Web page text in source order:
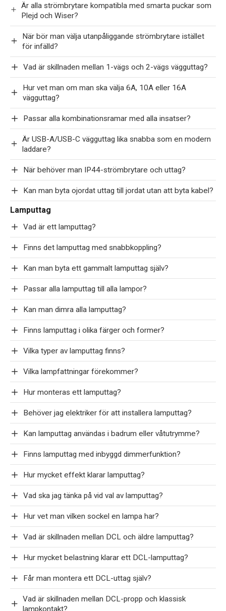
Är alla strömbrytare kompatibla med smarta puckar som
Plejd och Wiser?
När bör man välja utanpåliggande strömbrytare istället
för infälld?
Vad är skillnaden mellan 1-vägs och 2-vägs vägguttag?
Hur vet man om man ska välja 6A, 10A eller 16A
vägguttag?
Passar alla kombinationsramar med alla insatser?
Är USB-A/USB-C vägguttag lika snabba som en modern
laddare?
När behöver man IP44-strömbrytare och uttag?
Kan man byta ojordat uttag till jordat utan att byta kabel?
Lamputtag
Vad är ett lamputtag?
Finns det lamputtag med snabbkoppling?
Kan man byta ett gammalt lamputtag själv?
Passar alla lamputtag till alla lampor?
Kan man dimra alla lamputtag?
Finns lamputtag i olika färger och former?
Vilka typer av lamputtag finns?
Vilka lampfattningar förekommer?
Hur monteras ett lamputtag?
Behöver jag elektriker för att installera lamputtag?
Kan lamputtag användas i badrum eller våtutrymme?
Finns lamputtag med inbyggd dimmerfunktion?
Hur mycket effekt klarar lamputtag?
Vad ska jag tänka på vid val av lamputtag?
Hur vet man vilken sockel en lampa har?
Vad är skillnaden mellan DCL och äldre lamputtag?
Hur mycket belastning klarar ett DCL-lamputtag?
Får man montera ett DCL-uttag själv?
Vad är skillnaden mellan DCL-propp och klassisk
lampkontakt?